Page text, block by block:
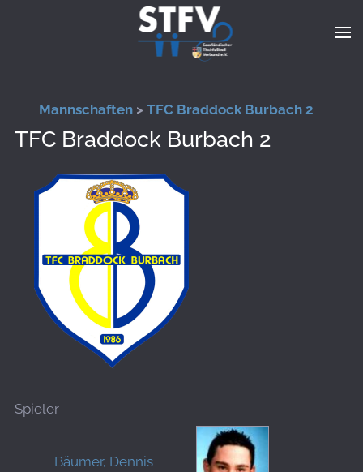
Zum Hauptinhalt springen
Mannschaften > TFC Braddock Burbach 2
TFC Braddock Burbach 2
Spieler
Bäumer, Dennis